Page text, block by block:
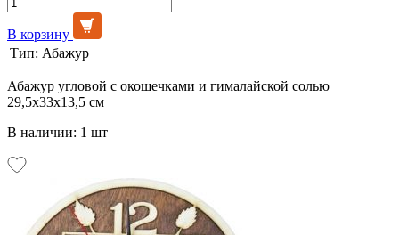
В корзину
Тип: Абажур
Абажур угловой с окошечками и гималайской солью
29,5х33х13,5 см
В наличии: 1 шт